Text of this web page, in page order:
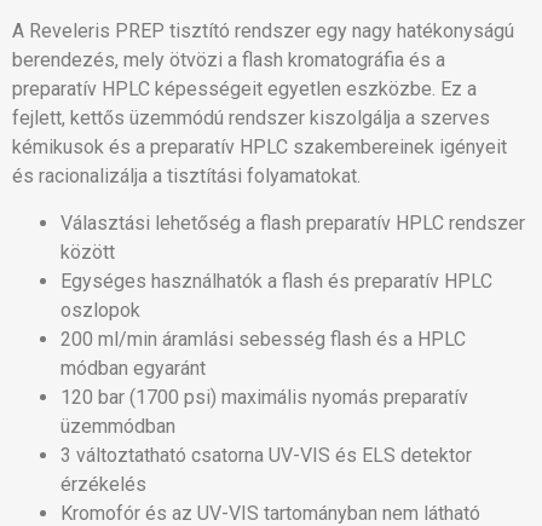
A Reveleris PREP tisztító rendszer egy nagy hatékonyságú
berendezés, mely ötvözi a flash kromatográfia és a
preparatív HPLC képességeit egyetlen eszközbe. Ez a
fejlett, kettős üzemmódú rendszer kiszolgálja a szerves
kémikusok és a preparatív HPLC szakembereinek igényeit
és racionalizálja a tisztítási folyamatokat.
Választási lehetőség a flash preparatív HPLC rendszer
között
Egységes használhatók a flash és preparatív HPLC
oszlopok
200 ml/min áramlási sebesség flash és a HPLC
módban egyaránt
120 bar (1700 psi) maximális nyomás preparatív
üzemmódban
3 változtatható csatorna UV-VIS és ELS detektor
érzékelés
Kromofór és az UV-VIS tartományban nem látható